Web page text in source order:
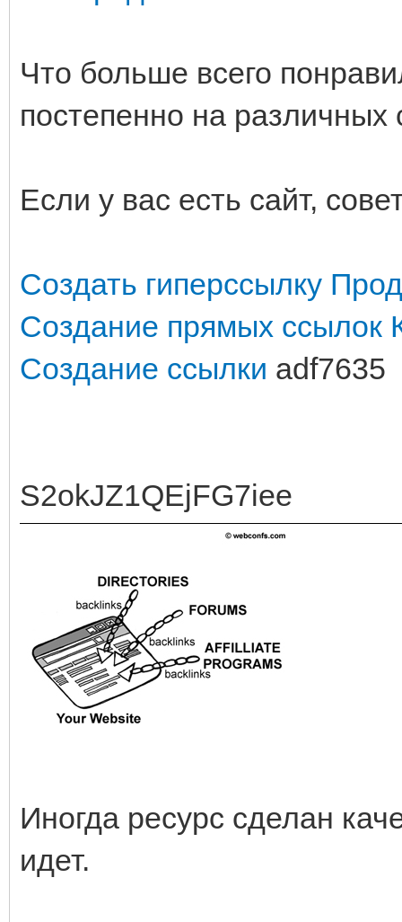
Что больше всего
постепенно на различных
Если у вас есть сайт,
Создать гиперссылку
Создание прямых ссылок
Создание ссылки adf7635
S2okJZ1QEjFG7iee
Иногда ресурс сделан
идет.